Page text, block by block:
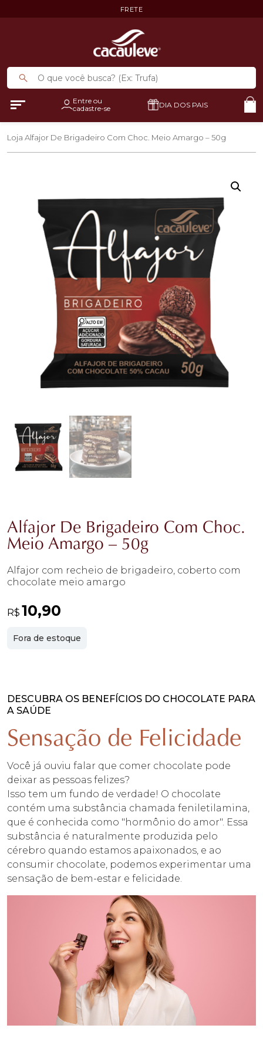
FRETE
Entre ou
cadastre-se
DIA DOS PAIS
Loja Alfajor De Brigadeiro Com Choc. Meio Amargo – 50g
Alfajor De Brigadeiro Com Choc.
Meio Amargo – 50g
Alfajor com recheio de brigadeiro, coberto com
chocolate meio amargo
R$ 10,90
Fora de estoque
DESCUBRA OS BENEFÍCIOS DO CHOCOLATE PARA
A SAÚDE
Sensação de Felicidade
Você já ouviu falar que comer chocolate pode
deixar as pessoas felizes?
Isso tem um fundo de verdade! O chocolate
contém uma substância chamada feniletilamina,
que é conhecida como "hormônio do amor". Essa
substância é naturalmente produzida pelo
cérebro quando estamos apaixonados, e ao
consumir chocolate, podemos experimentar uma
sensação de bem-estar e felicidade.